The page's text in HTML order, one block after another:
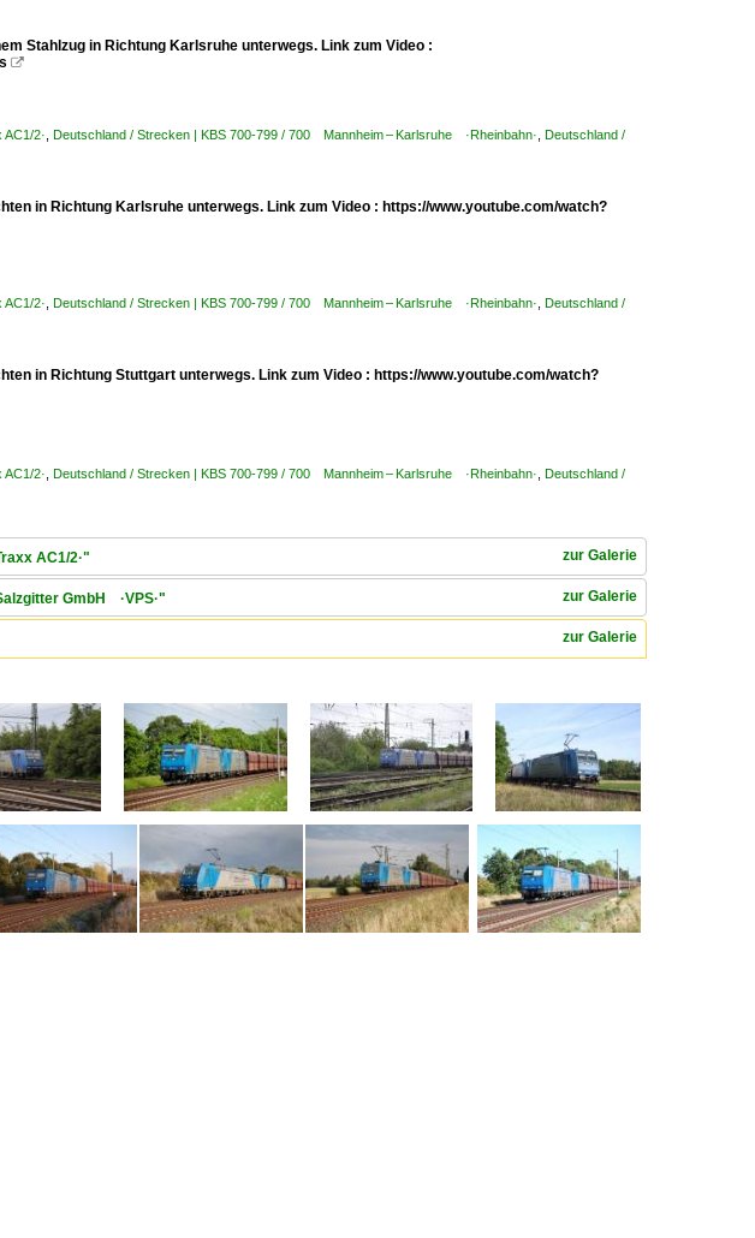
Stahlzug in Richtung Karlsruhe unterwegs. Link zum Video :

2· Deutschland / Strecken | KBS 700-799 / 700 Mannheim – Karlsruhe ·Rheinbahn· Deutschland /
in Richtung Karlsruhe unterwegs. Link zum Video : https://www.youtube.com/watch?
2· Deutschland / Strecken | KBS 700-799 / 700 Mannheim – Karlsruhe ·Rheinbahn· Deutschland /
in Richtung Stuttgart unterwegs. Link zum Video : https://www.youtube.com/watch?
2· Deutschland / Strecken | KBS 700-799 / 700 Mannheim – Karlsruhe ·Rheinbahn· Deutschland /
zur Galerie
AC1/2·"
zur Galerie
GmbH ·VPS·"
zur Galerie